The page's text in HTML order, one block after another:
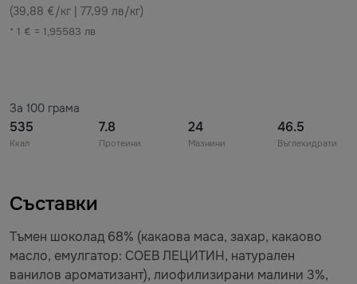
(39,88 €/кг | 77,99 лв/кг)
* 1 € = 1,95583 лв
За 100 грама
535
Ккал
7.8
Протеини
24
Мазнини
46.5
Въглехидрати
Съставки
Тъмен шоколад 68% (какаова маса, захар, какаово
масло, емулгатор: СОЕВ ЛЕЦИТИН, натурален
ванилов ароматизант), лиофилизирани малини 3%,